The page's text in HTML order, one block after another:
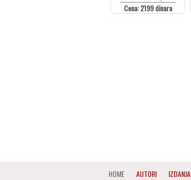
Cena: 2199 dinara
HOME AUTORI IZDANJA